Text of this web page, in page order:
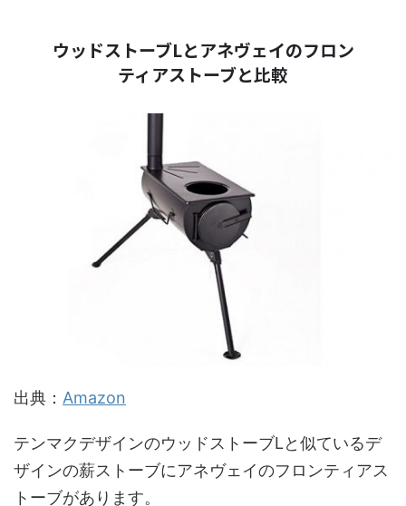
ウッドストーブLとアネヴェイのフロン
ティアストーブと比較
出典： Amazon
テンマクデザインのウッドストーブLと似ているデ
ザインの薪ストーブにアネヴェイのフロンティアス
トーブがあります。